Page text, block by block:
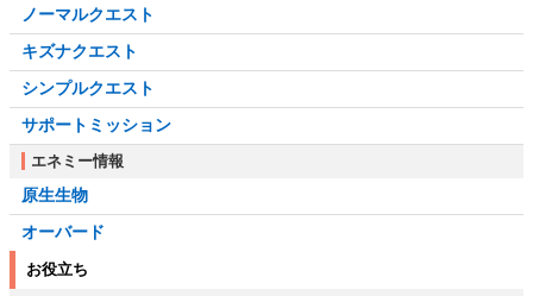
ノーマルクエスト
キズナクエスト
シンプルクエスト
サポートミッション
エネミー情報
原生生物
オーバード
お役立ち